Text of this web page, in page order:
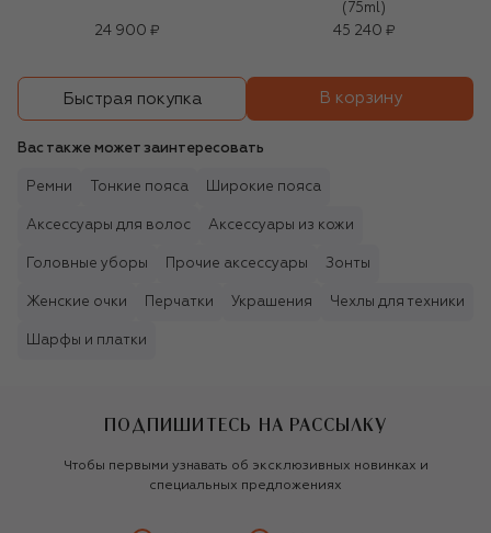
24 900 ₽
(75ml)
45 240 ₽
Быстрая покупка В корзину
Вас также может заинтересовать
Ремни Тонкие пояса Широкие пояса
Аксессуары для волос Аксессуары из кожи
Головные уборы Прочие аксессуары Зонты
Женские очки Перчатки Украшения Чехлы для техники
Шарфы и платки
ПОДПИШИТЕСЬ НА РАССЫЛКУ
Чтобы первыми узнавать об эксклюзивных новинках и
специальных предложениях